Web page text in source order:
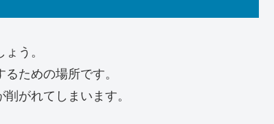
う。
ための場所です。
がれてしまいます。